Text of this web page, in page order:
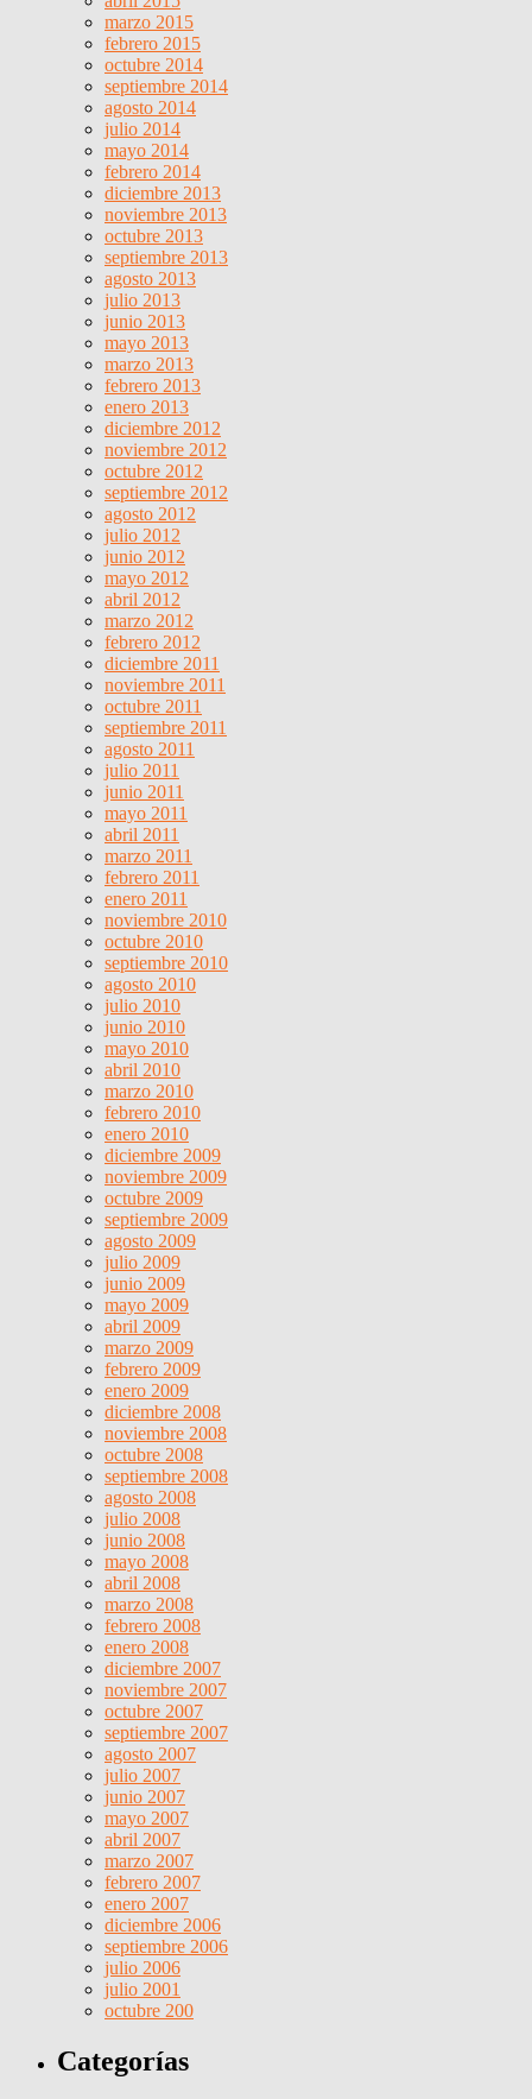
marzo 2015
febrero 2015
octubre 2014
septiembre 2014
agosto 2014
julio 2014
mayo 2014
febrero 2014
diciembre 2013
noviembre 2013
octubre 2013
septiembre 2013
agosto 2013
julio 2013
junio 2013
mayo 2013
marzo 2013
febrero 2013
enero 2013
diciembre 2012
noviembre 2012
octubre 2012
septiembre 2012
agosto 2012
julio 2012
junio 2012
mayo 2012
abril 2012
marzo 2012
febrero 2012
diciembre 2011
noviembre 2011
octubre 2011
septiembre 2011
agosto 2011
julio 2011
junio 2011
mayo 2011
abril 2011
marzo 2011
febrero 2011
enero 2011
noviembre 2010
octubre 2010
septiembre 2010
agosto 2010
julio 2010
junio 2010
mayo 2010
abril 2010
marzo 2010
febrero 2010
enero 2010
diciembre 2009
noviembre 2009
octubre 2009
septiembre 2009
agosto 2009
julio 2009
junio 2009
mayo 2009
abril 2009
marzo 2009
febrero 2009
enero 2009
diciembre 2008
noviembre 2008
octubre 2008
septiembre 2008
agosto 2008
julio 2008
junio 2008
mayo 2008
abril 2008
marzo 2008
febrero 2008
enero 2008
diciembre 2007
noviembre 2007
octubre 2007
septiembre 2007
agosto 2007
julio 2007
junio 2007
mayo 2007
abril 2007
marzo 2007
febrero 2007
enero 2007
diciembre 2006
septiembre 2006
julio 2006
julio 2001
octubre 200
Categorías